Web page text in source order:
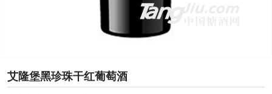
艾隆堡黑珍珠干红葡萄酒